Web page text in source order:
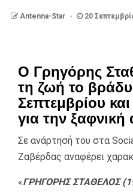
Antenna-Star 20
Ο Γρηγόρης
τη ζωή το
Σεπτεμβρίου
για την
Σε ανάρτησή του στα
Ζαβέρδας αναφέρει
«ΓΡΗΓΟΡΗΣ ΣΤΑΘΕΛΟΣ